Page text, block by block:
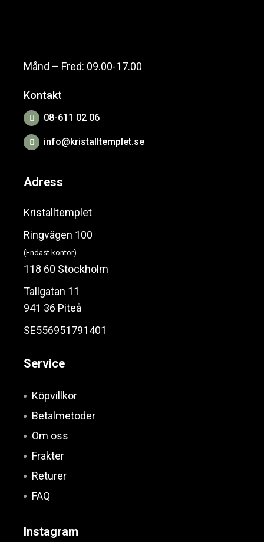
Månd – Fred: 09.00-17.00
Kontakt
08-611 02 06
info@kristalltemplet.se
Adress
Kristalltemplet
Ringvägen 100
(Endast kontor)
118 60 Stockholm
Tallgatan 11
941 36 Piteå
SE556951791401
Service
Köpvillkor
Betalmetoder
Om oss
Frakter
Returer
FAQ
Instagram